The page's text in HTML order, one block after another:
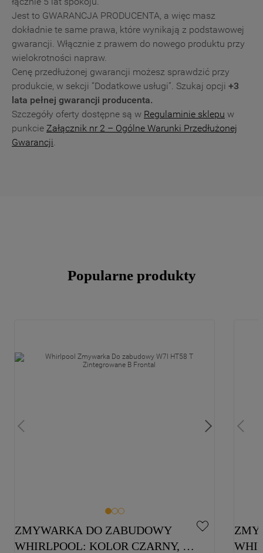
Jest to GWARANCJA PRODUCENTA, a więc masz
dokładnie te same prawa, które wynikają z podstawowej
gwarancji. Włącznie z prawem do nowego produktu przy
wielokrotności napraw.
Cenę przedłużonej gwarancji możesz sprawdzić przy
produkcie, w sekcji “Dodatkowe usługi”. Szukaj opcji +3
lata pełnej gwarancji producenta.
Szczegóły oferty dostępne są w Regulaminie sklepu w
punkcie Załącznik nr 2 – Ogólne Warunki Przedłużonej
Gwarancji.
Popularne produkty
ZMYWARKA DO ZABUDOWY
WHIRLPOOL: KOLOR CZARNY,
mogą Państwo samodzielnie zarządzać swoimi
preferencjami.
Kliknięcie przycisku
spowoduje zachowanie ustawień domyślnych,
co oznacza, że używane będą wyłącznie
techniczne pliki cookie, niezbędne do działania
strony.